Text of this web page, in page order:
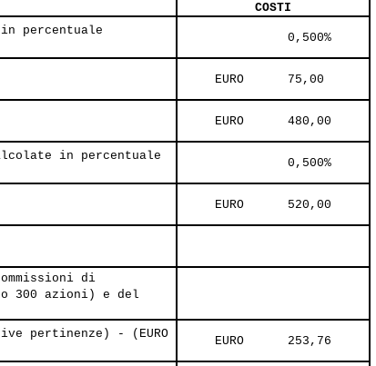
COSTI
percentuale
               0,500%
     EURO      75,00
     EURO      480,00
in percentuale
               0,500%
     EURO      520,00
di
300 azioni) e del
pertinenze) - (EURO
     EURO      253,76